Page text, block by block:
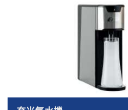
奈米氫水機